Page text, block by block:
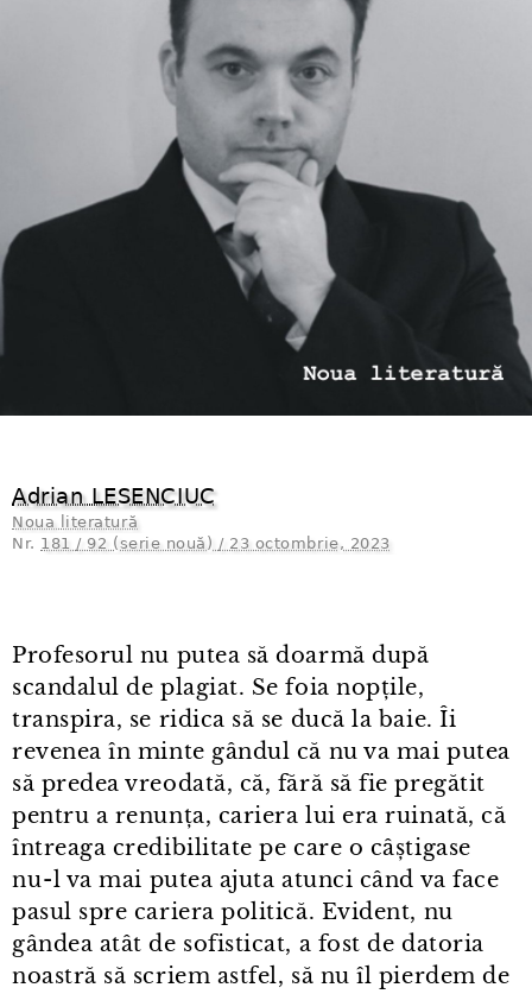
Adrian LESENCIUC
Noua literatură
Nr. 181 / 92 (serie nouă) / 23 octombrie, 2023
Profesorul nu putea să doarmă după
scandalul de plagiat. Se foia nopțile,
transpira, se ridica să se ducă la baie. Îi
revenea în minte gândul că nu va mai putea
să predea vreodată, că, fără să fie pregătit
pentru a renunța, cariera lui era ruinată, că
întreaga credibilitate pe care o câștigase
nu⁠-⁠l va mai putea ajuta atunci când va face
pasul spre cariera politică. Evident, nu
gândea atât de sofisticat, a fost de datoria
noastră să scriem astfel, să nu îl pierdem de